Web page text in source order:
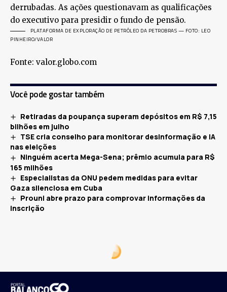
derrubadas. As ações questionavam as qualificações
do executivo para presidir o fundo de pensão.
PLATAFORMA DE EXPLORAÇÃO DE PETRÓLEO DA PETROBRAS — FOTO: LEO
PINHEIRO/VALOR
Fonte: valor.globo.com
Você pode gostar também
Retiradas da poupança superam depósitos em R$ 7,15
bilhões em julho
TSE cria conselho para monitorar desinformação e IA
nas eleições
Ninguém acerta Mega-Sena; prêmio acumula para R$
165 milhões
Especialistas da ONU pedem medidas para evitar
Gaza silenciosa em Cuba
Prouni abre prazo para comprovar informações da
inscrição